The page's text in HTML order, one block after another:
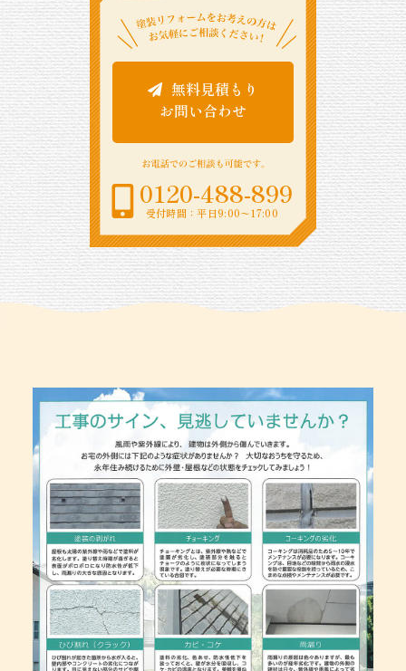
無料見積もり
お問い合わせ
0120-488-899
受付時間：平日9:00〜17:00